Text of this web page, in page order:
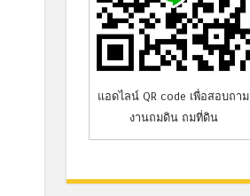
แอดไลน์ QR code เพื่อสอบถาม
งานถมดิน ถมที่ดิน